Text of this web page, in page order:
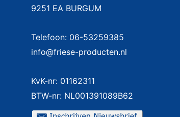
9251 EA BURGUM
Telefoon: 06-53259385
info@friese-producten.nl
KvK-nr: 01162311
BTW-nr: NL001391089B62